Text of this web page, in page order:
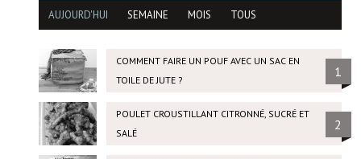
AUJOURD'HUI SEMAINE MOIS TOUS
COMMENT FAIRE UN POUF AVEC UN SAC EN
TOILE DE JUTE ?
1
POULET CROUSTILLANT CITRONNÉ, SUCRÉ ET
SALÉ
2